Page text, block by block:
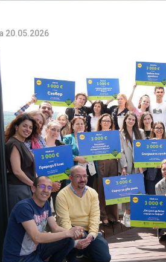
20.05.2026